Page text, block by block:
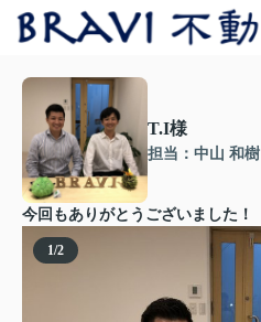
T.I様
担当：中山 和樹
今回もありがとうございました！
1/2